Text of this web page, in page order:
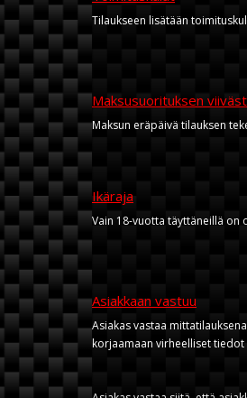
Tilaukseen lisätään
Maksusuorituksen
Maksun eräpäivä tilauksen
Ikäraja
Vain 18-vuotta täyttäneillä on
Asiakkaan vastuu
Asiakas vastaa
korjaamaan virheelliset tiedot